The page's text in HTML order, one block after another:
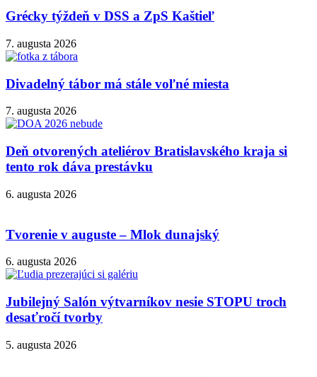
Grécky týždeň v DSS a ZpS Kaštieľ
7. augusta 2026
Divadelný tábor má stále voľné miesta
7. augusta 2026
Deň otvorených ateliérov Bratislavského kraja si
tento rok dáva prestávku
6. augusta 2026
Tvorenie v auguste – Mlok dunajský
6. augusta 2026
Jubilejný Salón výtvarníkov nesie STOPU troch
desaťročí tvorby
5. augusta 2026